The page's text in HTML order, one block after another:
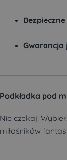
Gwarancja
Podkładka pod
Nie czekaj!
miłośników